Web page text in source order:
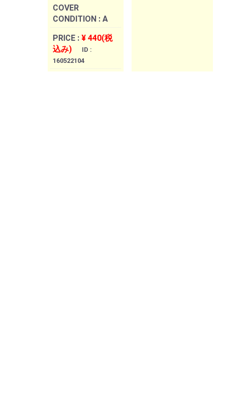
COVER
CONDITION : A
PRICE : ¥ 440(税
込み)
ID :
160522104